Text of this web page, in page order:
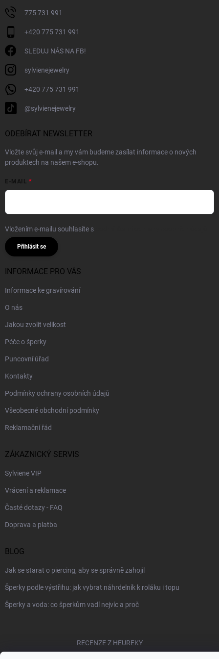
775 731 991
+420 775 731 991
SLEDUJ NÁS NA FB!
sylvienejewelry
+420 775 731 991
@sylvienejewelry
ODEBÍRAT NEWSLETTER
Vložte svůj e-mail a my vám budeme zasílat informace o nových
produktech na našem e-shopu.
E-MAIL
Vložením e-mailu souhlasíte s
Přihlásit se
INFORMACE PRO VÁS
Informace ke gravírování
O nás
Jakou zvolit velikost
Péče o šperky
Puncovní úřad
Kontakty
Podmínky ochrany osobních údajů
Všeobecné obchodní podmínky
Reklamační řád
ZÁKAZNICKÝ SERVIS
Sylviene VIP
Vrácení a reklamace
Časté dotazy - FAQ
Doprava a platba
BLOG
Jak se starat o piercing, aby se správně zahojil
Šperky podle výstřihu: jak vybrat náhrdelník k roláku i topu
Šperky a voda: co šperkům vadí nejvíc a proč
RECENZE Z HEUREKY